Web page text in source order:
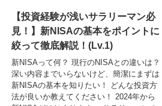
【投資経験が浅いサラリーマン必
見！】新NISAの基本をポイントに
絞って徹底解説！(Lv.1)
新NISAって何？ 現行のNISAとの違いは？
深い内容までいらないけど、簡潔にまずは
新NISAの基本を知りたい！ どんな投資方
法が良いか教えてください！ 2024年から